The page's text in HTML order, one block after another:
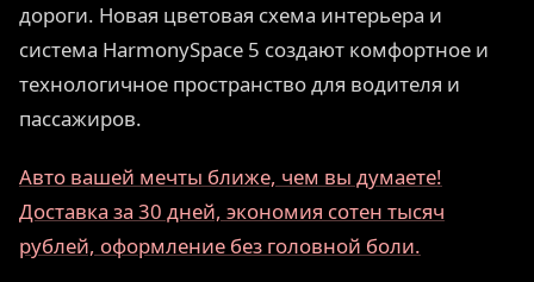
дороги. Новая цветовая схема интерьера и
система HarmonySpace 5 создают комфортное и
технологичное пространство для водителя и
пассажиров.
Авто вашей мечты ближе, чем вы думаете!
Доставка за 30 дней, экономия сотен тысяч
рублей, оформление без головной боли.